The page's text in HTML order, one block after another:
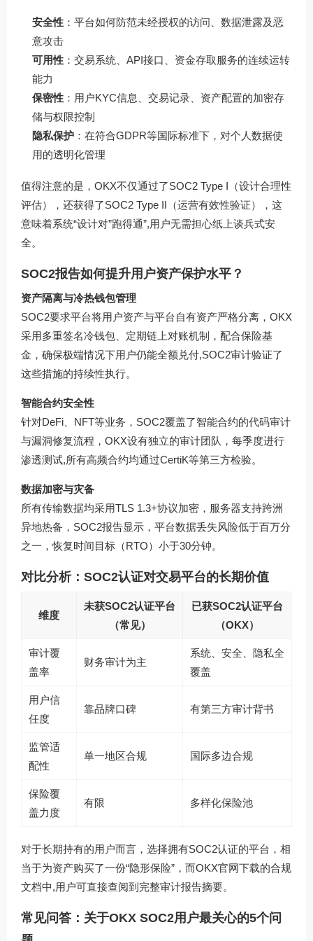
安全性 ：平台如何防范未经授权的访问、数据泄露及恶
意攻击
可用性 ：交易系统、API接口、资金存取服务的连续运转
能力
保密性 ：用户KYC信息、交易记录、资产配置的加密存
储与权限控制
隐私保护 ：在符合GDPR等国际标准下，对个人数据使
用的透明化管理
值得注意的是，OKX不仅通过了SOC2 Type I（设计合理性
评估），还获得了SOC2 Type II（运营有效性验证），这
意味着系统“设计对”跑得通”,用户无需担心纸上谈兵式安
全。
SOC2报告如何提升用户资产保护水平？
资产隔离与冷热钱包管理
SOC2要求平台将用户资产与平台自有资产严格分离，OKX
采用多重签名冷钱包、定期链上对账机制，配合保险基
金，确保极端情况下用户仍能全额兑付,SOC2审计验证了
这些措施的持续性执行。
智能合约安全性
针对DeFi、NFT等业务，SOC2覆盖了智能合约的代码审计
与漏洞修复流程，OKX设有独立的审计团队，每季度进行
渗透测试,所有高频合约均通过CertiK等第三方检验。
数据加密与灾备
所有传输数据均采用TLS 1.3+协议加密，服务器支持跨洲
异地热备，SOC2报告显示，平台数据丢失风险低于百万分
之一，恢复时间目标（RTO）小于30分钟。
对比分析：SOC2认证对交易平台的长期价值
维度
未获SOC2认证平台
（常见）
已获SOC2认证平台
（OKX）
审计覆
盖率
财务审计为主
系统、安全、隐私全
覆盖
用户信
任度
靠品牌口碑 有第三方审计背书
监管适
配性
单一地区合规 国际多边合规
保险覆
盖力度
有限 多样化保险池
对于长期持有的用户而言，选择拥有SOC2认证的平台，相
当于为资产购买了一份“隐形保险”，而OKX官网下载的合规
文档中,用户可直接查阅到完整审计报告摘要。
常见问答：关于OKX SOC2用户最关心的5个问